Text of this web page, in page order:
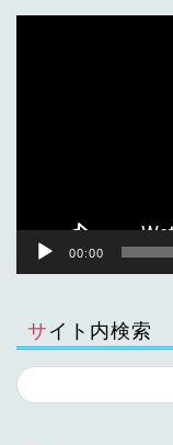
00:00
サイト内検索